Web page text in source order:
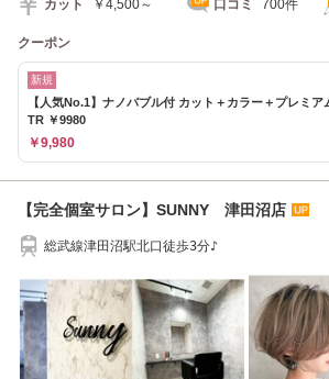
カット ￥4,500～ 口コミ 700件
クーポン
新規
【人気No.1】ナノバブル付 カット＋カラー＋プレミア
TR ￥9980
￥9,980
【完全個室サロン】SUNNY 津田沼店
総武線津田沼駅北口徒歩3分♪